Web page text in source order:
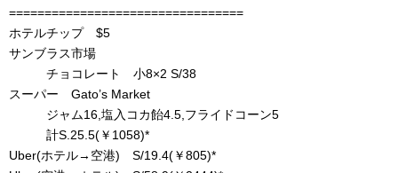
=================================
ホテルチップ $5
サンブラス市場
チョコレート 小8×2 S/38
スーパー Gato’s Market
ジャム16,塩入コカ飴4.5,フライドコーン5
計S.25.5(￥1058)*
Uber(ホテル→空港) S/19.4(￥805)*